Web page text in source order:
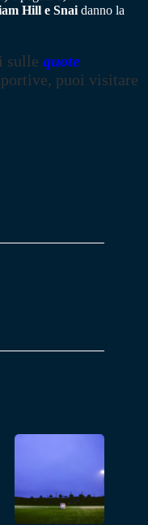
Hill e Snai danno la
sulle quote
puoi visitare